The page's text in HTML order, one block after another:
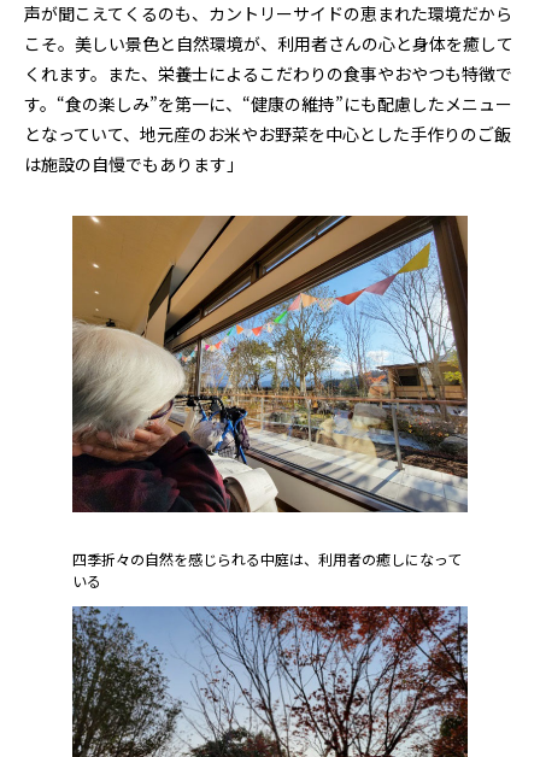
声が聞こえてくるのも、カントリーサイドの恵まれた環境だから
こそ。美しい景色と自然環境が、利用者さんの心と身体を癒して
くれます。また、栄養士によるこだわりの食事やおやつも特徴で
す。“食の楽しみ”を第一に、“健康の維持”にも配慮したメニュー
となっていて、地元産のお米やお野菜を中心とした手作りのご飯
は施設の自慢でもあります」
四季折々の自然を感じられる中庭は、利用者の癒しになって
いる